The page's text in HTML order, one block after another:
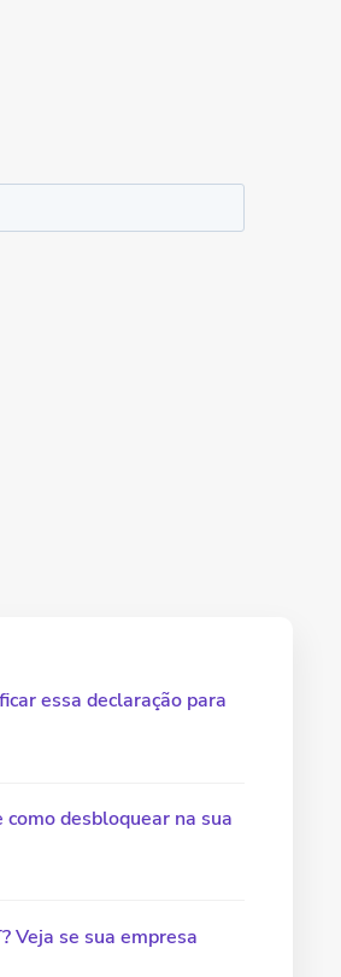
essa declaração para
como desbloquear na sua
Veja se sua empresa